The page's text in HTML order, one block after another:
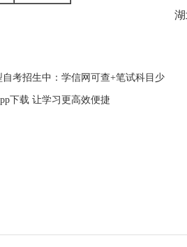
自考招生中：学信网可查+笔试科目少
下载 让学习更高效便捷